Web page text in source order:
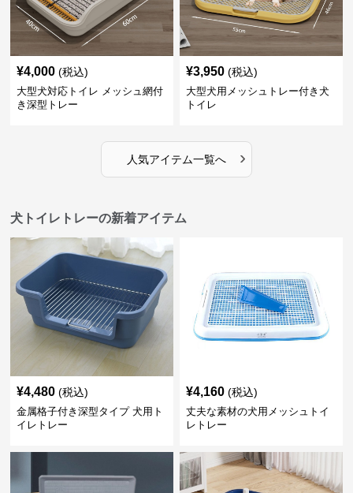
¥4,000 (税込)
大型犬対応トイレ メッシュ網付
き深型トレー
¥3,950 (税込)
大型犬用メッシュトレー付き犬
トイレ
人気アイテム一覧へ ›
犬トイレトレーの新着アイテム
¥4,480 (税込)
金属格子付き深型タイプ 犬用ト
イレトレー
¥4,160 (税込)
丈夫な素材の犬用メッシュトイ
レトレー